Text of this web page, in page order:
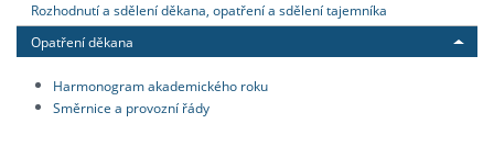
Rozhodnutí a sdělení děkana, opatření a sdělení tajemníka
Opatření děkana
Harmonogram akademického roku
Směrnice a provozní řády